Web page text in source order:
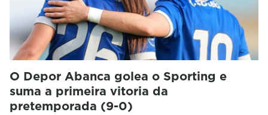
O Depor Abanca golea o Sporting e
suma a primeira vitoria da
pretemporada (9-0)